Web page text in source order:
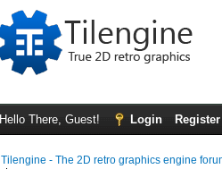
Hello There, Guest! Login Register
Tilengine - The 2D retro graphics engine